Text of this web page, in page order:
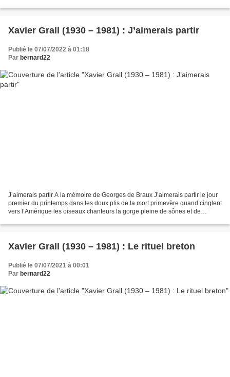
Xavier Grall (1930 – 1981) : J’aimerais partir
Publié le 07/07/2022 à 01:18
Par bernard22
J’aimerais partir A la mémoire de Georges de Braux J’aimerais partir le jour
premier du printemps dans les doux plis de la mort primevère quand cinglent
vers l’Amérique les oiseaux chanteurs la gorge pleine de sônes et de
Xavier Grall (1930 – 1981) : Le rituel breton
Publié le 07/07/2021 à 00:01
Par bernard22